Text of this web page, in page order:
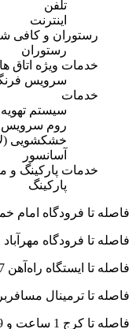
تلفن
اینترنت
رستوران و کافی
رستوران
خدمات ویژه اتاق ها
سرویس
خدمات
سیستم
روم سرویس
خشکشویی
آسانسور
خدمات پارکینگ و
پارکینگ
فاصله تا فرودگاه امام خمینی 62 دقیقه
فاصله تا فرودگاه مهرآباد 1 ساعت و 40 دقیقه با ماشین
فاصله تا ایستگاه راه‌آهن 37 دقیقه با ماشین
فاصله تا ترمینال مسافربری غرب 1 ساعت و 42
فاصله تا کرج 1 ساعت و 19 دقیقه با ماشین